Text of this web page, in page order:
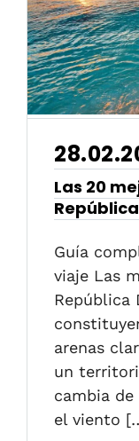
Las 20
Guía
viaje Las
República
arenas
un
cambia
el viento